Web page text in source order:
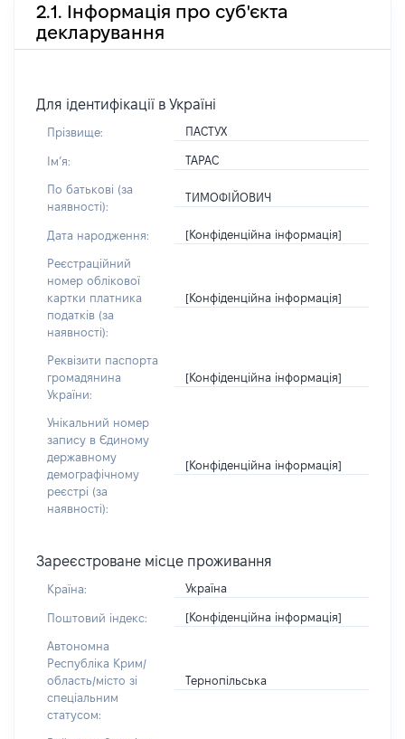
2.1. Інформація про суб'єкта
декларування
Для ідентифікації в Україні
Прізвище: ПАСТУХ
Імʼя: ТАРАС
По батькові (за
наявності):
ТИМОФІЙОВИЧ
Дата народження: [Конфіденційна інформація]
Реєстраційний
номер облікової
картки платника
податків (за
наявності):
[Конфіденційна інформація]
Реквізити паспорта
громадянина
України:
[Конфіденційна інформація]
Унікальний номер
запису в Єдиному
державному
демографічному
реєстрі (за
наявності):
[Конфіденційна інформація]
Зареєстроване місце проживання
Країна: Україна
Поштовий індекс: [Конфіденційна інформація]
Автономна
Республіка Крим/
область/місто зі
спеціальним
статусом:
Тернопільська